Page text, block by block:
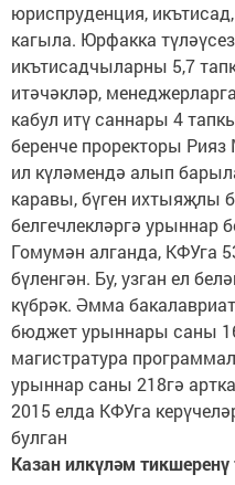
юриспруденция,
кагыла. Юрфакка
икътисадчыларны 5,7
итәчәкләр,
кабул итү саннары 4
беренче проректоры Рияз
ил күләмендә алып
каравы, бүген ихтыяҗлы
белгечлекләргә урыннар
Гомумән алганда, КФУга
бүленгән. Бу, узган ел
күбрәк. Әмма
бюджет урыннары саны
магистратура
урыннар саны 218гә
2015 елда КФУга
булган
Казан илкүләм